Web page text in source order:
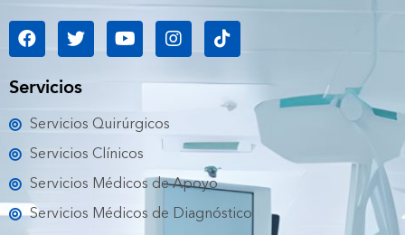
F
a
e
o
k
T
w
t
e
Y
o
b
I
n
t
a
m
T
i
t
o
Servicios
Servicios Quirúrgicos
Servicios Clínicos
Servicios Médicos de Apoyo
Servicios Médicos de Diagnóstico